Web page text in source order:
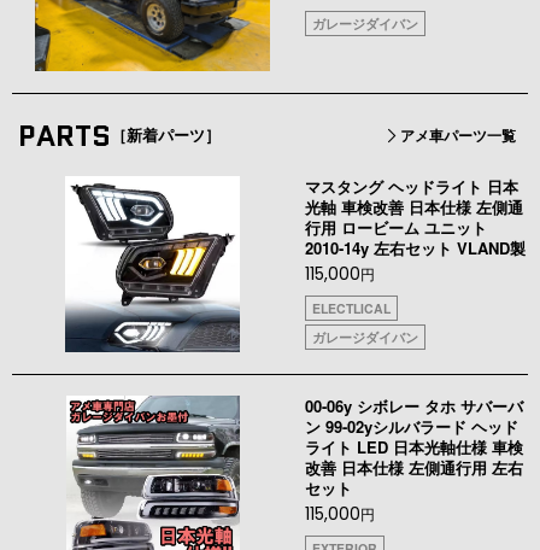
ガレージダイバン
PARTS ［新着パーツ］ アメ車パーツ一覧
マスタング ヘッドライト 日本
光軸 車検改善 日本仕様 左側通
行用 ロービーム ユニット
2010-14y 左右セット VLAND製
115,000円
ELECTLICAL
ガレージダイバン
00-06y シボレー タホ サバーバ
ン 99-02yシルバラード ヘッド
ライト LED 日本光軸仕様 車検
改善 日本仕様 左側通行用 左右
セット
115,000円